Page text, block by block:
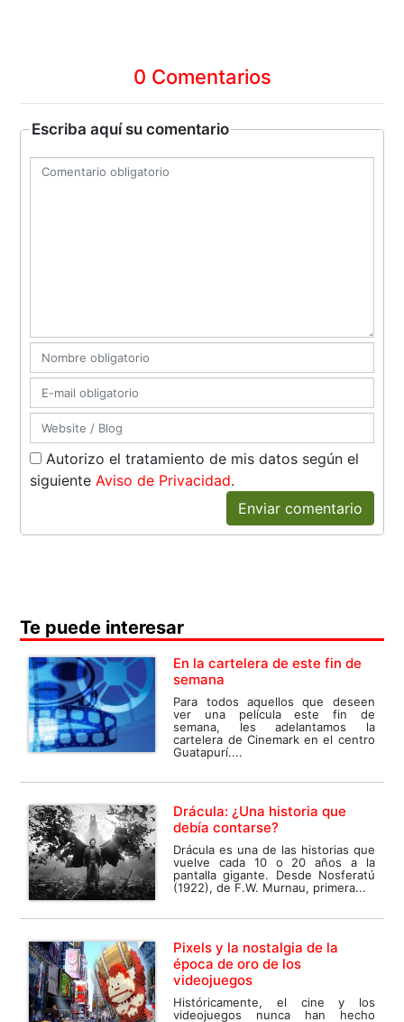
0 Comentarios
Escriba aquí su comentario
Autorizo el tratamiento de mis datos según el
siguiente Aviso de Privacidad.
Enviar comentario
Te puede interesar
En la cartelera de este fin de
semana
Para todos aquellos que deseen
ver una película este fin de
semana, les adelantamos la
cartelera de Cinemark en el centro
Guatapurí....
Drácula: ¿Una historia que
debía contarse?
Drácula es una de las historias que
vuelve cada 10 o 20 años a la
pantalla gigante. Desde Nosferatú
(1922), de F.W. Murnau, primera...
Pixels y la nostalgia de la
época de oro de los
videojuegos
Históricamente, el cine y los
videojuegos nunca han hecho